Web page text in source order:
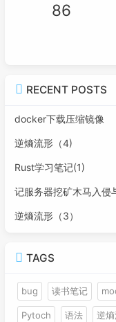
86
RECENT POSTS
docker下载压缩镜像
逆熵流形（4)
Rust学习笔记(1)
记服务器挖矿木马入侵
逆熵流形（3）
TAGS
bug 读书笔记
Pytoch 语法 逆